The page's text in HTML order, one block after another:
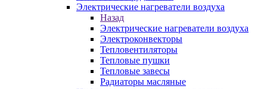
Электрические нагреватели воздуха
Назад
Электрические нагреватели воздуха
Электроконвекторы
Тепловентиляторы
Тепловые пушки
Тепловые завесы
Радиаторы масляные